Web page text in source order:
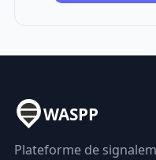
WASPP
Plateforme de